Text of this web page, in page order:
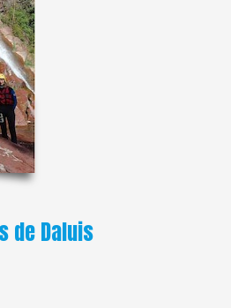
de Daluis